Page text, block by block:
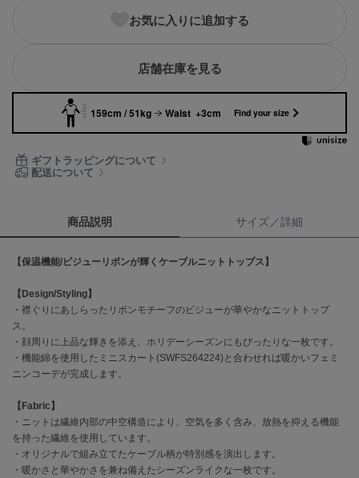
セロン
クラークス
CODE A
コードエー
コール ハーン
CONVERSE
コンバース
お気に入りに追加する
店舗在庫を見る
159cm / 51kg Waist +3cm Find your size
ギフトラッピングについて
配送について
商品説明 サイズ／詳細
【保温機能/ビジューリボンが輝くケーブルニットトップス】
【Design/Styling】
・襟ぐりにあしらったリボンモチーフのビジューが華やかなニットトップ
ス。
・顔周りに上品な輝きを添え、ホリデーシーズンにもぴったりな一枚です。
・機能綿を使用したミニスカート(SWFS264224)と合わせれば暖かいフェミ
ニンコーデが完成します。
【Fabric】
・ニットは繊維内部の中空構造により、空気を多く含み、放熱を抑える機能
を持った繊維を使用しています。
・オリジナルで組み立てたケーブル柄が特別感を演出します。
・暖かさと華やかさを兼ね備えたシーズンライクな一枚です。